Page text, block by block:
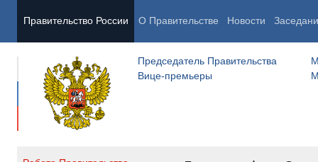
Правительство России О Правительстве Новости
Председатель Правительства
Вице-премьеры